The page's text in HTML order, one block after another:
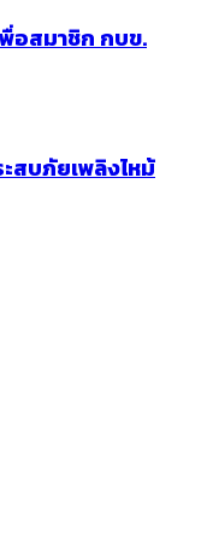
อสมาชิก กบข.
สบภัยเพลิงไหม้